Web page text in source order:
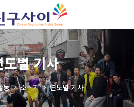
도별 기사
동 소식지 연도별 기사